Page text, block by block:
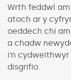
Wrth feddwl
atoch ar y
oeddech chi
a chadw
i’n
disgrifio.